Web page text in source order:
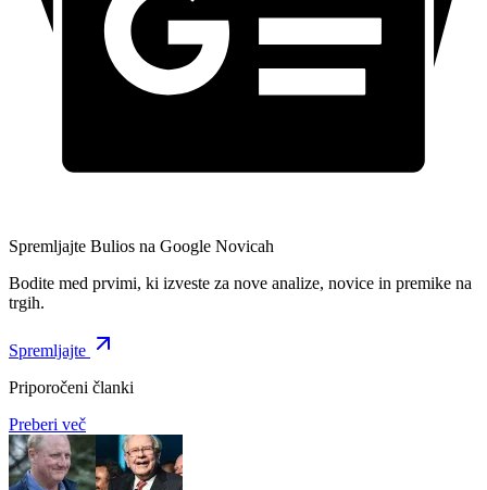
Spremljajte Bulios na Google Novicah
Bodite med prvimi, ki izveste za nove analize, novice in premike na
trgih.
Spremljajte
Priporočeni članki
Preberi več